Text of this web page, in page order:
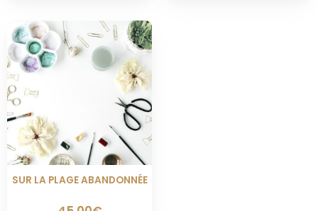
SUR LA PLAGE ABANDONNÉE
produit
a
plusieurs
variations.
peuvent
être
choisies
sur
page